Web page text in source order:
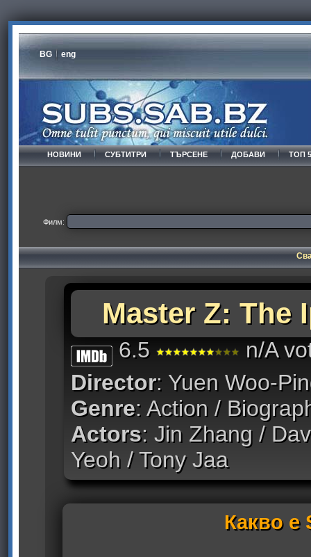
BG eng
НОВИНИ СУБТИТРИ ТЪРСЕНЕ ДОБАВИ ТОП
Филм:
Master Z: The
6.5
n/A
Director: Yuen Woo-
Genre: Action /
Actors: Jin Zhang /
Yeoh / Tony Jaa
Какво е